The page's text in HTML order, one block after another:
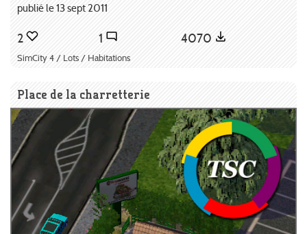
publié le 13 sept 2011
2 1 4070
SimCity 4 / Lots / Habitations
Place de la charretterie